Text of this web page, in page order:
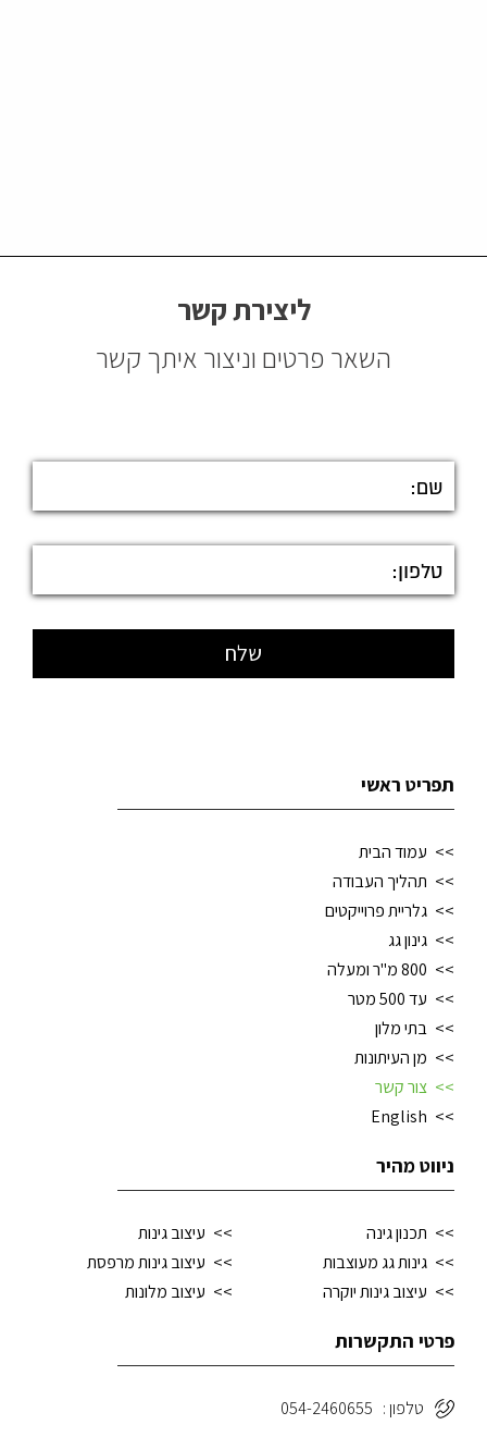
ליצירת קשר
השאר פרטים וניצור איתך קשר
תפריט ראשי
עמוד הבית
תהליך העבודה
גלריית פרוייקטים
גינון גג
800 מ"ר ומעלה
עד 500 מטר
בתי מלון
מן העיתונות
צור קשר
English
ניווט מהיר
תכנון גינה
עיצוב גינות
גינות גג מעוצבות
עיצוב גינות מרפסת
עיצוב גינות יוקרה
עיצוב מלונות
פרטי התקשרות
טלפון : 054-2460655